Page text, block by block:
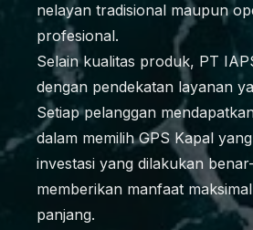
nelayan tradisional maupun
profesional.
Selain kualitas produk, PT
dengan pendekatan layanan
Setiap pelanggan
dalam memilih GPS Kapal
investasi yang dilakukan
memberikan manfaat
panjang.